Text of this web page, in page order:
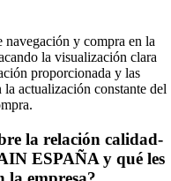
y compra en la
la visualización clara
proporcionada y las
actualización constante del
la relación calidad-
ESPAÑA y qué les